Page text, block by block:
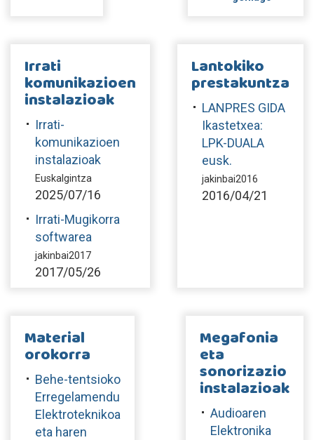
Irrati
komunikazioen
instalazioak
Irrati-
komunikazioen
instalazioak
Euskalgintza
2025/07/16
Irrati-Mugikorra
softwarea
jakinbai2017
2017/05/26
Lantokiko
prestakuntza
LANPRES GIDA
Ikastetxea:
LPK-DUALA
eusk.
jakinbai2016
2016/04/21
Material
orokorra
Behe-tentsioko
Erregelamendu
Elektroteknikoa
eta haren
Megafonia
eta
sonorizazio
instalazioak
Audioaren
Elektronika